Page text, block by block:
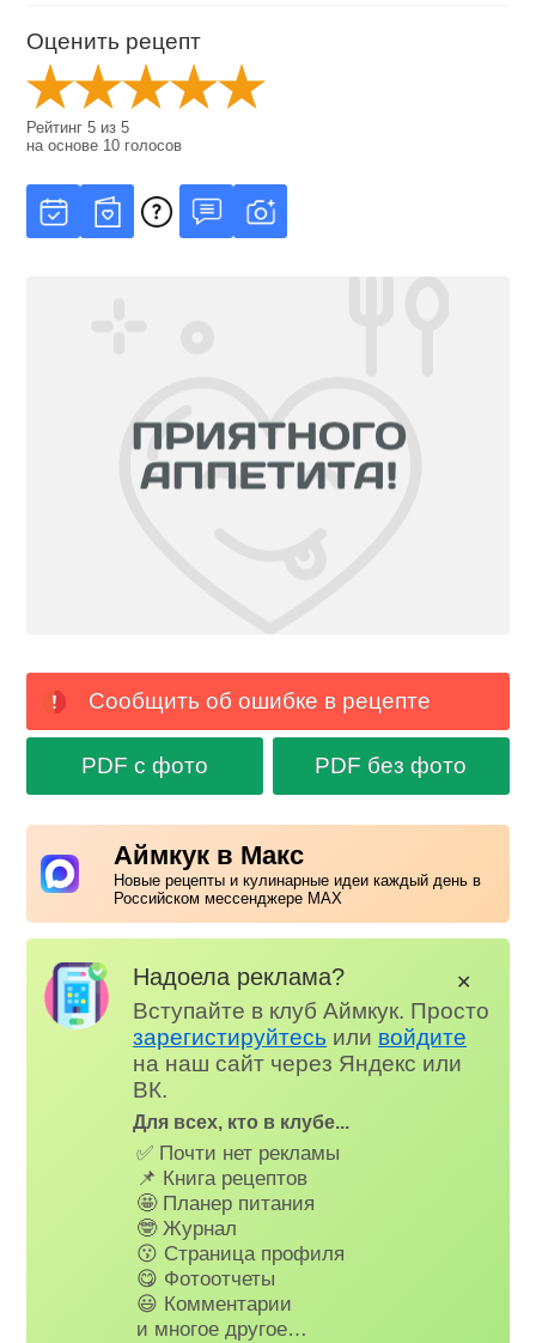
Оценить рецепт
Рейтинг5 из5
на основе 10 голосов
Сообщить об ошибке в рецепте
PDF с фото PDF без фото
Аймкук в Макс
Новые рецепты и кулинарные идеи каждый день в
Российском мессенджере MAX
Надоела реклама?
Вступайте в клуб Аймкук. Просто
зарегистируйтесь или войдите
на наш сайт через Яндекс или
ВК.
Для всех, кто в клубе...
✅ Почти нет рекламы
📌 Книга рецептов
🤩 Планер питания
🤓 Журнал
😗 Страница профиля
😋 Фотоотчеты
😃 Комментарии
и многое другое…
✕